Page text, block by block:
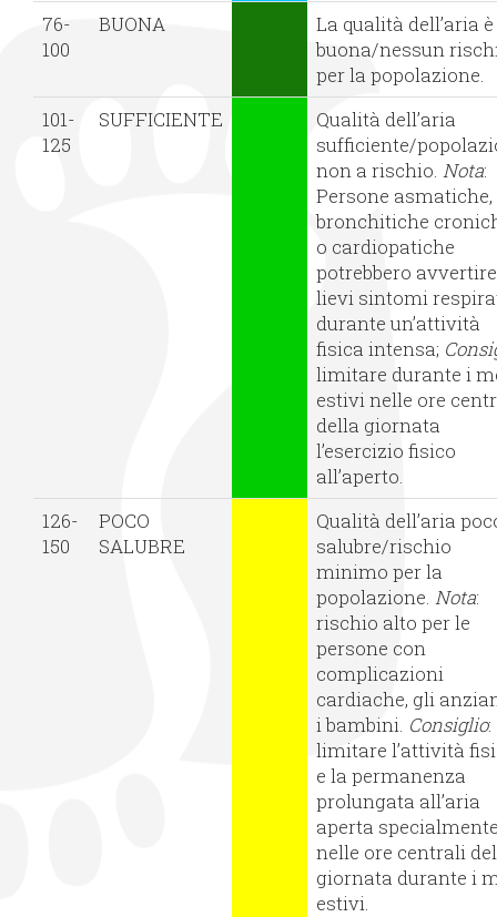
76-
100
BUONA
La qualità dell’aria è
buona/nessun
per la popolazione.
101-
125
SUFFICIENTE
Qualità dell’aria
sufficiente/
non a rischio. Nota:
Persone asmatiche,
bronchitiche
o cardiopatiche
potrebbero avvertire
lievi sintomi
durante un’attività
fisica intensa;
limitare durante i
estivi nelle ore
della giornata
l’esercizio fisico
all’aperto.
126-
150
POCO
SALUBRE
Qualità dell’aria
salubre/rischio
minimo per la
popolazione. Nota:
rischio alto per le
persone con
complicazioni
cardiache, gli
i bambini. Consiglio:
limitare l’attività
e la permanenza
prolungata all’aria
aperta
nelle ore centrali
giornata durante i
estivi.